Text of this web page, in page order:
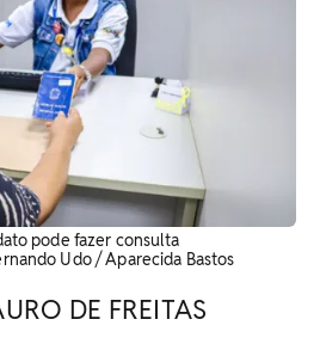
pode fazer consulta
Udo / Aparecida Bastos
DE FREITAS